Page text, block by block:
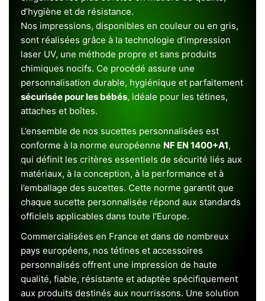
d’hygiène et de résistance.
Nos impressions, disponibles en couleur ou en gris,
sont réalisées grâce à la technologie d’impression
laser UV, une méthode propre et sans produits
chimiques nocifs. Ce procédé assure une
personnalisation durable, hygiénique et parfaitement
sécurisée pour les bébés, idéale pour les tétines,
attaches et boîtes.
L’ensemble de nos sucettes personnalisées est
conforme à la norme européenne NF EN 1400+A1,
qui définit les critères essentiels de sécurité liés aux
matériaux, à la conception, à la performance et à
l’emballage des sucettes. Cette norme garantit que
chaque sucette personnalisée répond aux standards
officiels applicables dans toute l’Europe.
Commercialisées en France et dans de nombreux
pays européens, nos tétines et accessoires
personnalisés offrent une impression de haute
qualité, fiable, résistante et adaptée spécifiquement
aux produits destinés aux nourrissons. Une solution